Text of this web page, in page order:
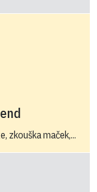
zkouška maček,...